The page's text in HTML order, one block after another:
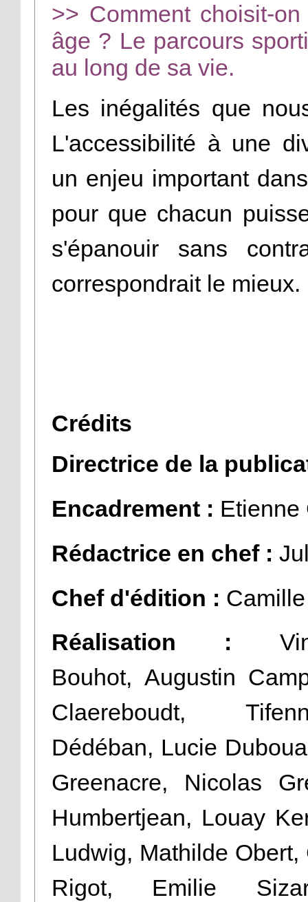
>> Comment choisit-
âge ? Le parcours
au long de sa vie.
Les inégalités que
L'accessibilité à une
un enjeu important
pour que chacun
s'épanouir sans
correspondrait le mieux.
Crédits
Directrice de la
Encadrement : Etienne
Rédactrice en chef :
Chef d'édition :
Réalisation :
Bouhot, Augustin
Claereboudt,
Dédéban, Lucie
Greenacre, Nicolas
Humbertjean, Louay
Ludwig, Mathilde
Rigot, Emilie